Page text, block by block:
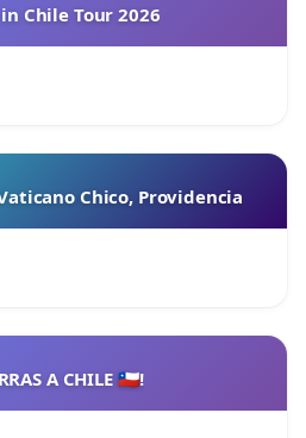
in Chile Tour 2026
Chico, Providencia
A CHILE 🇨🇱!